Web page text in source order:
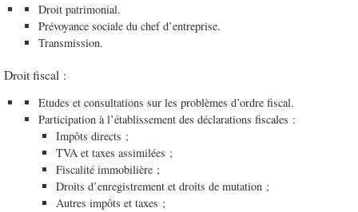
Droit patrimonial.
Prévoyance sociale du chef d’entreprise.
Transmission.
Droit fiscal :
Etudes et consultations sur les problèmes d’ordre fiscal.
Participation à l’établissement des déclarations fiscales :
Impôts directs ;
TVA et taxes assimilées ;
Fiscalité immobilière ;
Droits d’enregistrement et droits de mutation ;
Autres impôts et taxes ;